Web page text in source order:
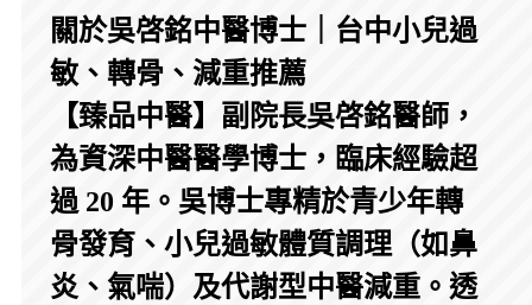
關於吳啓銘中醫博士｜台中小兒過
敏、轉骨、減重推薦
【臻品中醫】副院長吳啓銘醫師，
為資深中醫醫學博士，臨床經驗超
過 20 年。吳博士專精於青少年轉
骨發育、小兒過敏體質調理（如鼻
炎、氣喘）及代謝型中醫減重。透